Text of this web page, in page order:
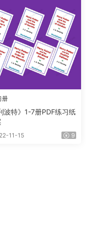
册
波特》1-7册PDF练习纸
11-15 9